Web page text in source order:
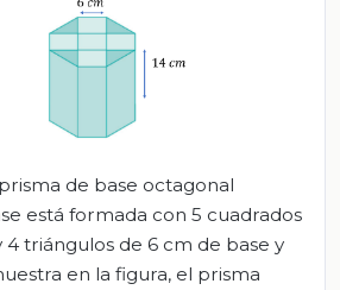
de base octagonal
está formada con 5 cuadrados
4 triángulos de 6 cm de base y
en la figura, el prisma